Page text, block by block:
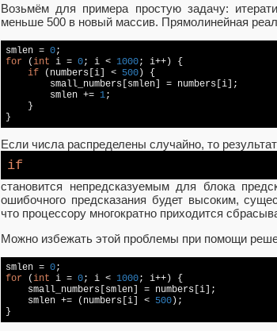
Возьмём для примера простую задачу:
меньше 500 в новый массив. Прямолинейная
smlen = 0
for (int i = 0; i < 1000; i++) {
if (numbers[i] < 500 ) {
        small_numbers[smlen] = numbers[i];
        smlen +=
1;
    }
}
Если числа распределены случайно, то
if
становится непредсказуемым для блока
ошибочного предсказания будет высоким,
что процессору многократно приходится
Можно избежать этой проблемы при помощи
smlen = 0
for (int i = 0; i < 1000; i++) {
    small_numbers[smlen] = numbers[i];
    smlen += (numbers[i] <
500 );
}